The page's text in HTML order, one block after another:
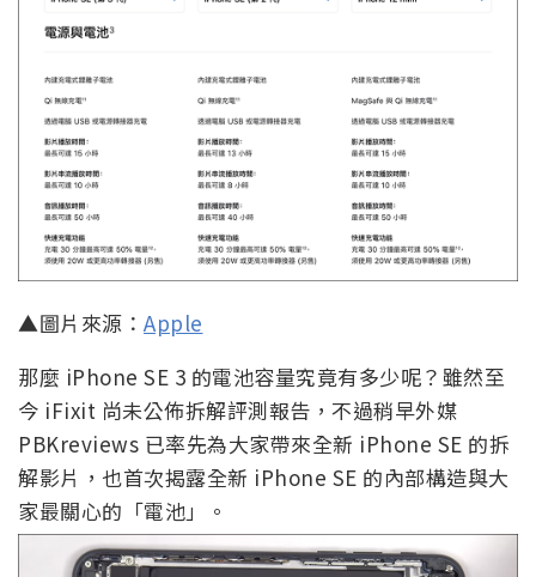
▲圖片來源： Apple
那麼 iPhone SE 3 的電池容量究竟有多少呢？雖然至
今 iFixit 尚未公佈拆解評測報告，不過稍早外媒
PBKreviews 已率先為大家帶來全新 iPhone SE 的拆
解影片，也首次揭露全新 iPhone SE 的內部構造與大
家最關心的「電池」。